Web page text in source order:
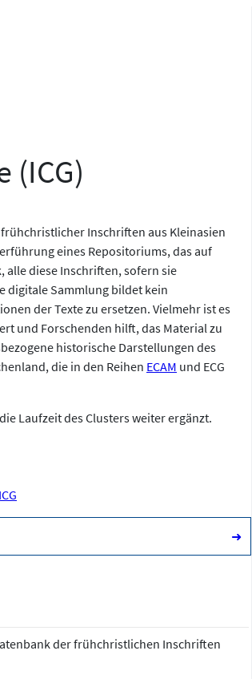
(ICG)
Inschriften aus Kleinasien
eines Repositoriums, das auf
diese Inschriften, sofern sie
digitale Sammlung bildet kein
der Texte zu ersetzen. Vielmehr ist es
und Forschenden hilft, das Material zu
historische Darstellungen des
die in den Reihen ECAM und ECG
Laufzeit des Clusters weiter ergänzt.
➜
der frühchristlichen Inschriften